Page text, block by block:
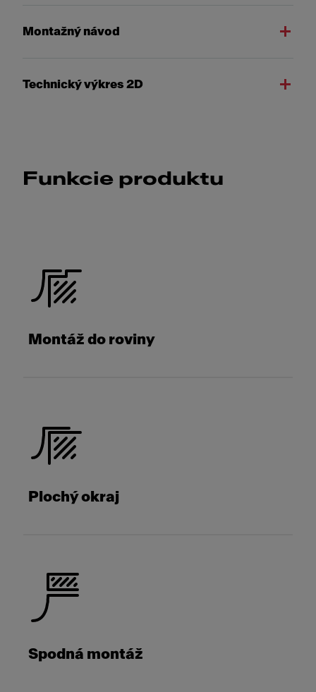
Montažný návod
Technický výkres 2D
Funkcie produktu
Montáž do roviny
Plochý okraj
Spodná montáž